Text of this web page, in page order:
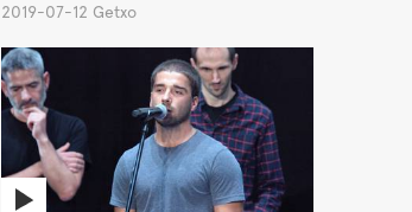
2019-07-12 Getxo